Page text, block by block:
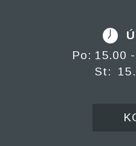
Po: 15.00
St: